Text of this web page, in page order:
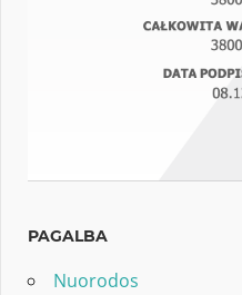
PAGALBA
Nuorodos